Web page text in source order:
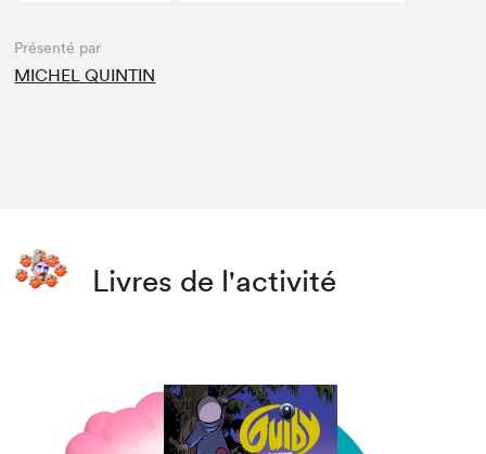
Présenté par
MICHEL QUINTIN
Livres de l'activité